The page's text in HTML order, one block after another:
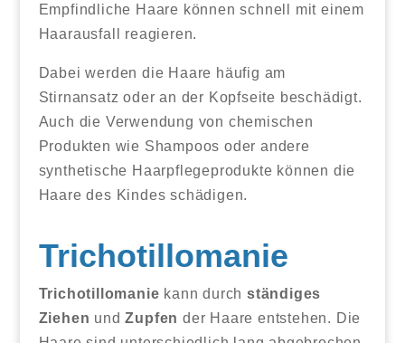
Empfindliche Haare können schnell mit einem
Haarausfall reagieren.
Dabei werden die Haare häufig am
Stirnansatz oder an der Kopfseite beschädigt.
Auch die Verwendung von chemischen
Produkten wie Shampoos oder andere
synthetische Haarpflegeprodukte können die
Haare des Kindes schädigen.
Trichotillomanie
Trichotillomanie kann durch ständiges
Ziehen undZupfen der Haare entstehen. Die